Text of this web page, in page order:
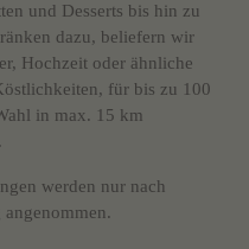
und Desserts bis hin zu
dazu, beliefern wir
Hochzeit oder ähnliche
für bis zu 100
in max. 15 km
werden nur nach